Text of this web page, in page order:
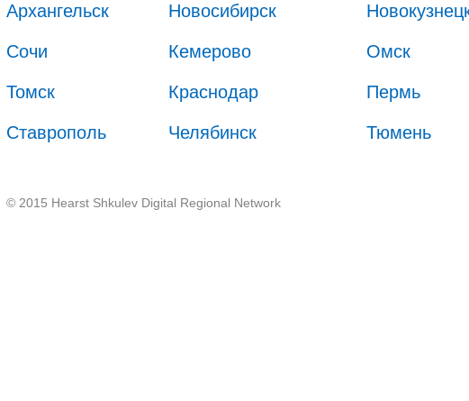
Архангельск Новосибирск
Сочи Кемерово Омск
Томск Краснодар Пермь
Ставрополь Челябинск Тюмень
© 2015 Hearst Shkulev Digital Regional Network